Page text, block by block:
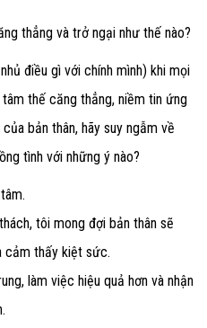
thẳng và trở ngại như thế nào?
điều gì với chính mình) khi mọi
thế căng thẳng, niềm tin ứng
bản thân, hãy suy ngẫm về
tình với những ý nào?
tôi mong đợi bản thân sẽ
cảm thấy kiệt sức.
làm việc hiệu quả hơn và nhận